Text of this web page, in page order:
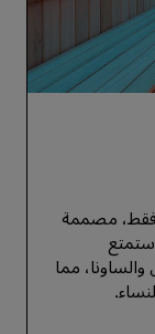
فقط، مصممة
مما